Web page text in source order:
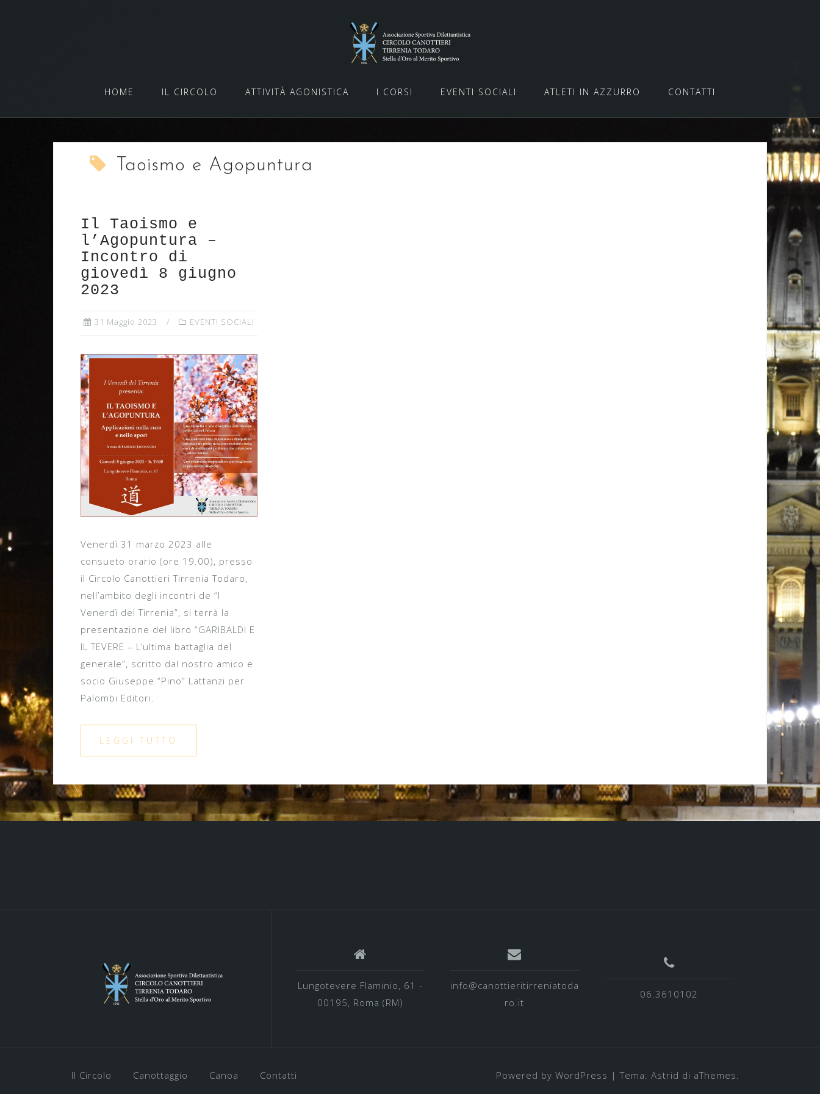
HOME IL CIRCOLO ATTIVITÀ AGONISTICA I CORSI EVENTI SOCIALI ATLETI IN AZZURRO CONTATTI
Taoismo e Agopuntura
Il Taoismo e
l’Agopuntura –
Incontro di
giovedì 8 giugno
2023
31 Maggio 2023 EVENTI SOCIALI
Venerdì 31 marzo 2023 alle
consueto orario (ore 19.00), presso
il Circolo Canottieri Tirrenia Todaro,
nell’ambito degli incontri de “I
Venerdì del Tirrenia”, si terrà la
presentazione del libro “GARIBALDI E
IL TEVERE – L’ultima battaglia del
generale”, scritto dal nostro amico e
socio Giuseppe “Pino” Lattanzi per
Palombi Editori.
LEGGI TUTTO
Lungotevere Flaminio, 61 -
00195, Roma (RM)
info@canottieritirreniatoda
ro.it
06.3610102
Il Circolo Canottaggio Canoa Contatti Powered by WordPress |Tema: Astrid di aThemes.